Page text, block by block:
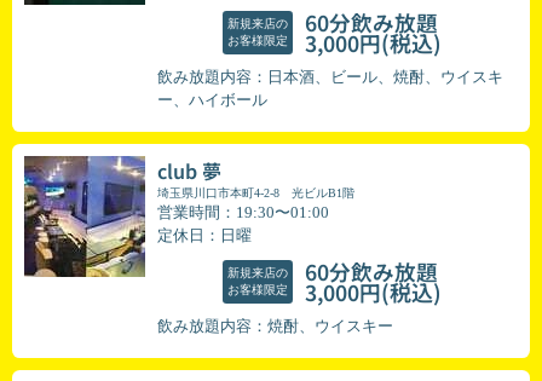
新規来店の
お客様限定
60分飲み放題
3,000円(税込)
飲み放題内容：日本酒、ビール、焼酎、ウイスキ
ー、ハイボール
club 夢
埼玉県川口市本町4-2-8 光ビルB1階
営業時間：19:30〜01:00
定休日：日曜
新規来店の
お客様限定
60分飲み放題
3,000円(税込)
飲み放題内容：焼酎、ウイスキー